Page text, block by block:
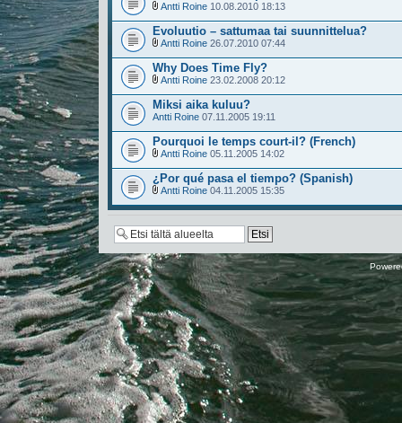
Antti Roine 10.08.2010 18:13
Evoluutio – sattumaa tai suunnittelua?
Antti Roine 26.07.2010 07:44
Why Does Time Fly?
Antti Roine 23.02.2008 20:12
Miksi aika kuluu?
Antti Roine 07.11.2005 19:11
Pourquoi le temps court-il? (French)
Antti Roine 05.11.2005 14:02
¿Por qué pasa el tiempo? (Spanish)
Antti Roine 04.11.2005 15:35